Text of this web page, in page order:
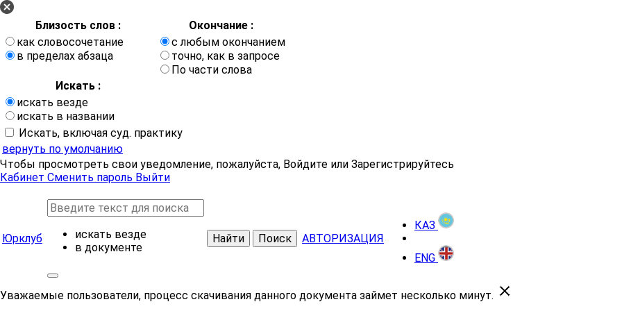
Близость слов :
Окончание :
как словосочетание
в пределах абзаца
с любым окончанием
точно, как в запросе
По части слова
Искать :
искать везде
искать в названии
Искать, включая суд. практику
вернуть по умолчанию
Чтобы просмотреть свои уведомление, пожалуйста, Войдите или Зарегистрируйтесь
Кабинет Сменить пароль Выйти
Юрклуб
искать везде
в документе
Найти Поиск АВТОРИЗАЦИЯ
КАЗ
ENG
Уважаемые пользователи, процесс скачивания данного документа займет несколько минут.